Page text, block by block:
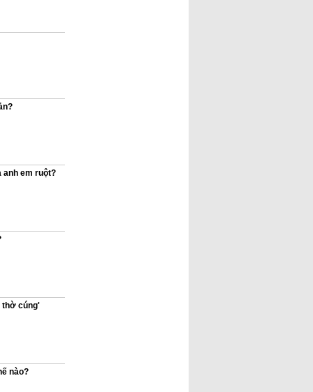
anh em ruột?
thờ cúng'
nào?